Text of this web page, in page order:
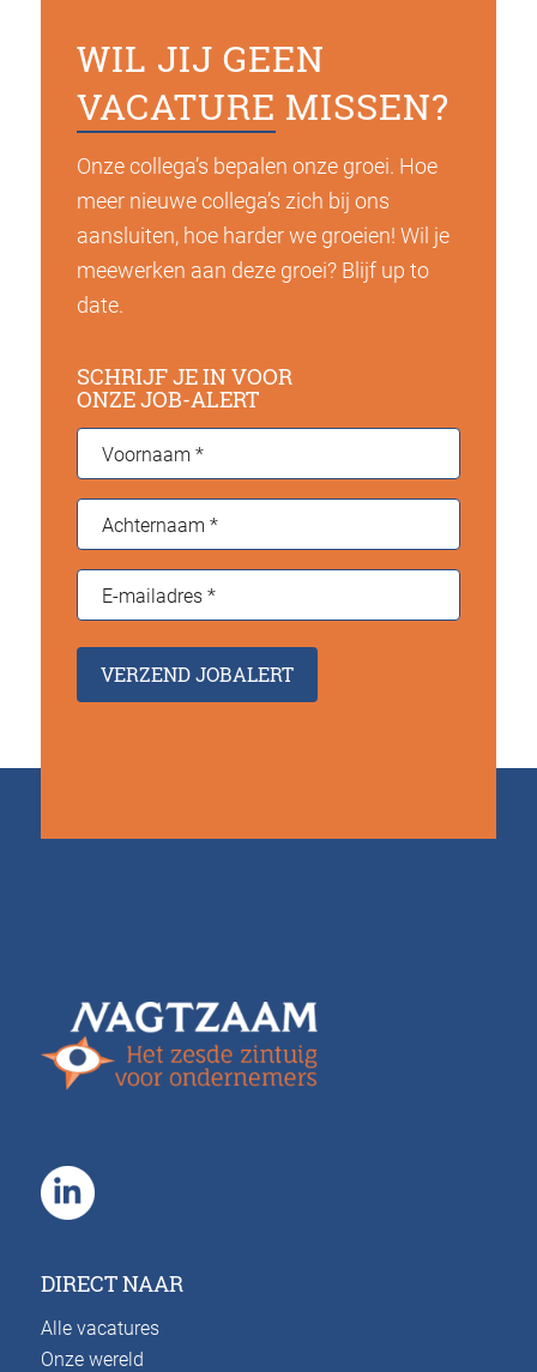
WIL JIJ GEEN
VACATURE MISSEN?
Onze collega’s bepalen onze groei. Hoe
meer nieuwe collega’s zich bij ons
aansluiten, hoe harder we groeien! Wil je
meewerken aan deze groei? Blijf up to
date.
SCHRIJF JE IN VOOR
ONZE JOB-ALERT
Voornaam
Achternaam
mailadres*
VERZEND JOBALERT
DIRECT NAAR
Alle vacatures
Onze wereld